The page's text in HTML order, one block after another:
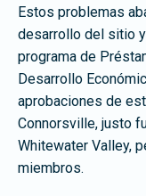
Estos problemas
desarrollo del sitio
programa de
Desarrollo
aprobaciones de
Connorsville, justo
Whitewater Valley,
miembros.